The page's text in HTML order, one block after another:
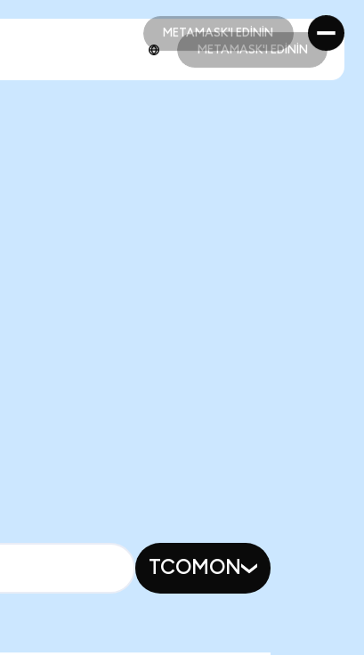
METAMASK'I EDİNİN
METAMASK'I EDİNİN
METAMASK'I EDİNİN
TCOMON